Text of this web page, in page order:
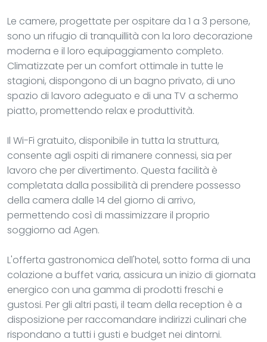
Le camere, progettate per ospitare da 1 a 3 persone,
sono un rifugio di tranquillità con la loro decorazione
moderna e il loro equipaggiamento completo.
Climatizzate per un comfort ottimale in tutte le
stagioni, dispongono di un bagno privato, di uno
spazio di lavoro adeguato e di una TV a schermo
piatto, promettendo relax e produttività.
Il Wi-Fi gratuito, disponibile in tutta la struttura,
consente agli ospiti di rimanere connessi, sia per
lavoro che per divertimento. Questa facilità è
completata dalla possibilità di prendere possesso
della camera dalle 14 del giorno di arrivo,
permettendo così di massimizzare il proprio
soggiorno ad Agen.
L'offerta gastronomica dell'hotel, sotto forma di una
colazione a buffet varia, assicura un inizio di giornata
energico con una gamma di prodotti freschi e
gustosi. Per gli altri pasti, il team della reception è a
disposizione per raccomandare indirizzi culinari che
rispondano a tutti i gusti e budget nei dintorni.